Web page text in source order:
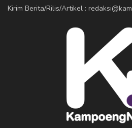
Kirim Berita/Rilis/Artikel :